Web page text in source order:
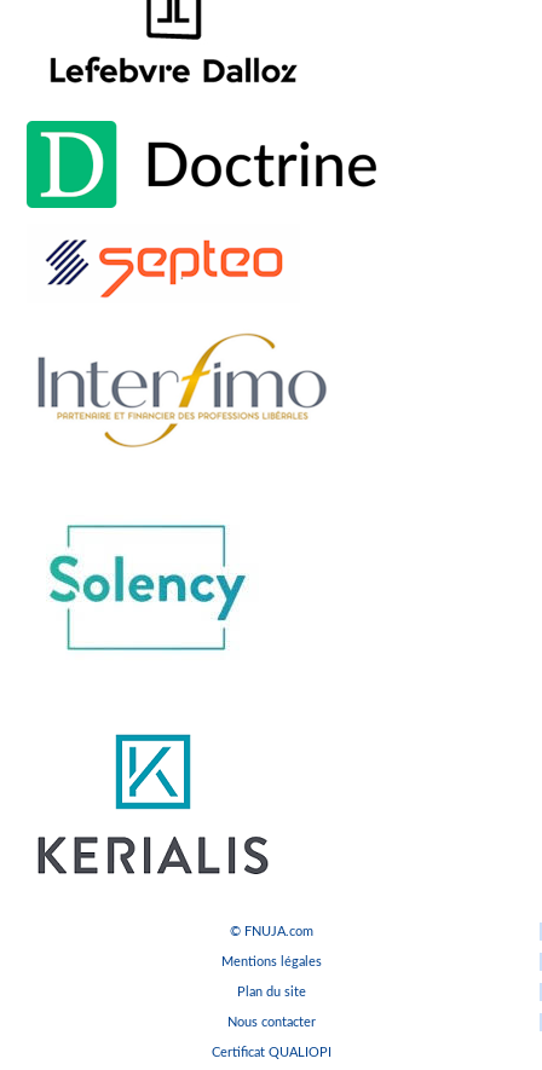
© FNUJA.com
Mentions légales
Plan du site
Nous contacter
Certificat QUALIOPI